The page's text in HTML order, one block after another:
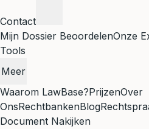
Contact
Mijn Dossier BeoordelenOnze
Tools
Meer
Waarom LawBase?PrijzenOver
OnsRechtbankenBlog
Document Nakijken